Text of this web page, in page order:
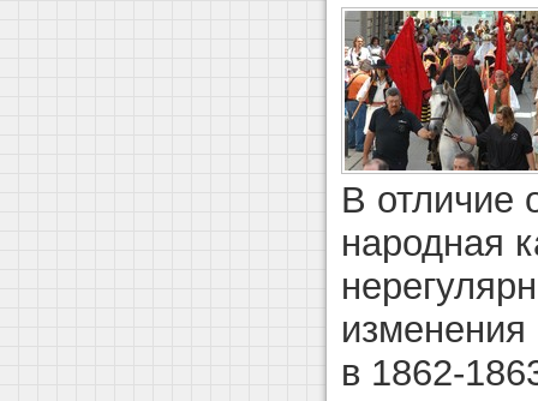
В отличие
народная
в 1862-